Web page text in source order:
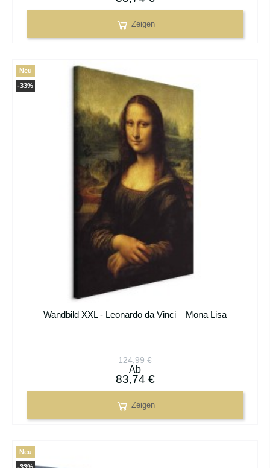
Zeigen
Wandbild XXL - Leonardo da Vinci – Mona Lisa
124,99 €
Ab
83,74 €
Zeigen
-33%
Neu
Neu